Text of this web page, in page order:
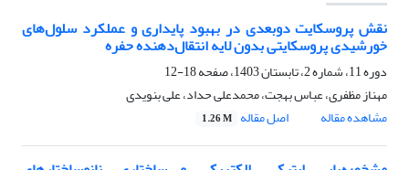
نقش پروسکایت دوبعدی در بهبود پایداری و عملکرد سلول‌های
خورشیدی پروسکایتی بدون لایه انتقال‌دهنده حفره
دوره 11، شماره 2، تابستان 1403، صفحه
18-12
مهناز مظفری، عباس بهجت، محمدعلی حداد، علی بنویدی
مشاهده مقاله
اصل مقاله 1.26 M